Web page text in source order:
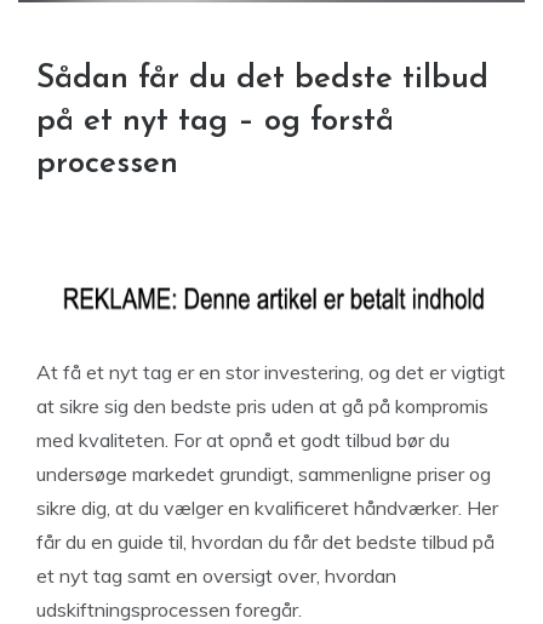
Sådan får du det bedste tilbud
på et nyt tag – og forstå
processen
At få et nyt tag er en stor investering, og det er vigtigt
at sikre sig den bedste pris uden at gå på kompromis
med kvaliteten. For at opnå et godt tilbud bør du
undersøge markedet grundigt, sammenligne priser og
sikre dig, at du vælger en kvalificeret håndværker. Her
får du en guide til, hvordan du får det bedste tilbud på
et nyt tag samt en oversigt over, hvordan
udskiftningsprocessen foregår.